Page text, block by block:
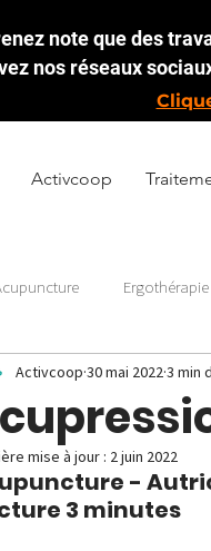
note que des
nos réseaux
Activcoop
Ergothérapie
Activcoop 30 mai 2022 3 min
mise à jour : 2 juin 2022
-
3 minutes